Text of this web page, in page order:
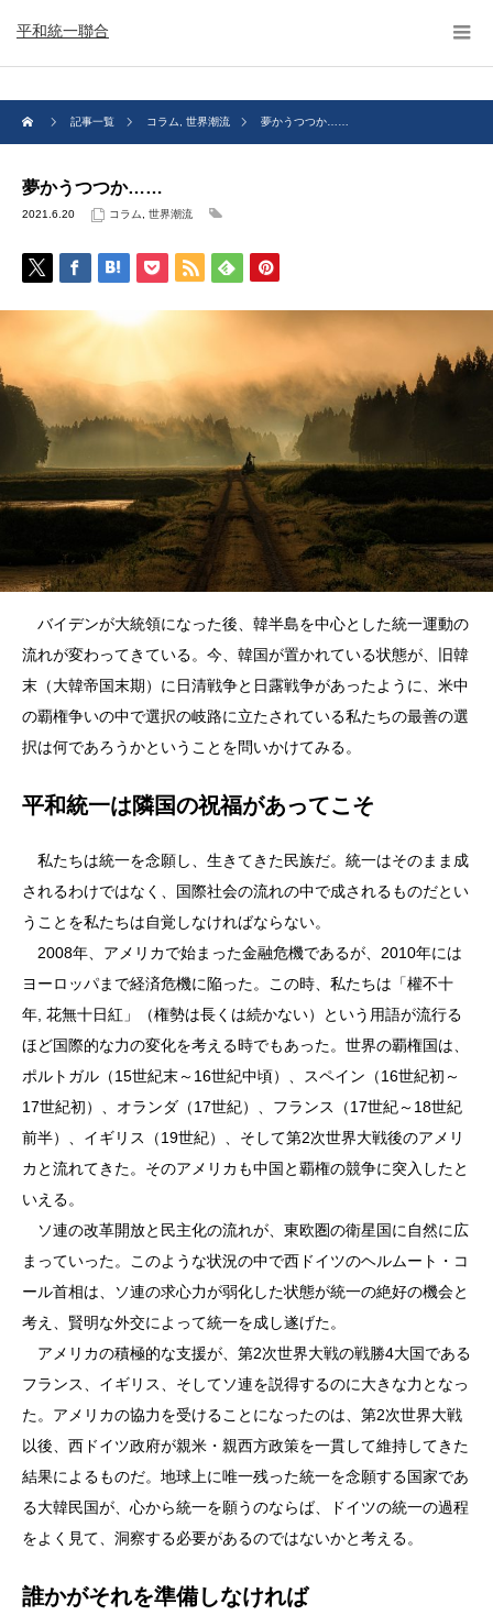
平和統一聯合
記事一覧 コラム 世界潮流 夢かうつつか……
夢かうつつか……
2021.6.20 コラム 世界潮流
バイデンが大統領になった後、韓半島を中心とした統一運動の
流れが変わってきている。今、韓国が置かれている状態が、旧韓
末（大韓帝国末期）に日清戦争と日露戦争があったように、米中
の覇権争いの中で選択の岐路に立たされている私たちの最善の選
択は何であろうかということを問いかけてみる。
平和統一は隣国の祝福があってこそ
私たちは統一を念願し、生きてきた民族だ。統一はそのまま成
されるわけではなく、国際社会の流れの中で成されるものだとい
うことを私たちは自覚しなければならない。
2008年、アメリカで始まった金融危機であるが、2010年には
ヨーロッパまで経済危機に陥った。この時、私たちは「權不十
年, 花無十日紅」（権勢は長くは続かない）という用語が流行る
ほど国際的な力の変化を考える時でもあった。世界の覇権国は、
ポルトガル（15世紀末～16世紀中頃）、スペイン（16世紀初～
17世紀初）、オランダ（17世紀）、フランス（17世紀～18世紀
前半）、イギリス（19世紀）、そして第2次世界大戦後のアメリ
カと流れてきた。そのアメリカも中国と覇権の競争に突入したと
いえる。
ソ連の改革開放と民主化の流れが、東欧圏の衛星国に自然に広
まっていった。このような状況の中で西ドイツのヘルムート・コ
ール首相は、ソ連の求心力が弱化した状態が統一の絶好の機会と
考え、賢明な外交によって統一を成し遂げた。
アメリカの積極的な支援が、第2次世界大戦の戦勝4大国である
フランス、イギリス、そしてソ連を説得するのに大きな力となっ
た。アメリカの協力を受けることになったのは、第2次世界大戦
以後、西ドイツ政府が親米・親西方政策を一貫して維持してきた
結果によるものだ。地球上に唯一残った統一を念願する国家であ
る大韓民国が、心から統一を願うのならば、ドイツの統一の過程
をよく見て、洞察する必要があるのではないかと考える。
誰かがそれを準備しなければ